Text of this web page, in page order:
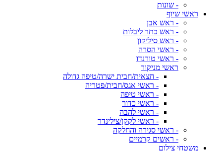
- שונות
ראשי שיוף
- ראש אבן
- ראש כתר ליבלות
- ראש סיליקון
- ראשי הסרה
- ראשי טורנדו
ראשי מניקור
- חצאית/חבית ישרה/טיפה גדולה
- ראשי אגס/חבית/פטריה
- ראשי טיפה
- ראשי כדור
- ראשי להבה
- ראשי לקקן/צילינדר
- ראשי סגירה והחלקה
- ראשים קרמיים
משטחי צילום